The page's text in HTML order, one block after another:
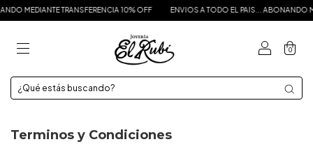
TRANSFERENCIA 10% OFF ENVIOS A TODO EL PAIS... ABONANDO
0
Terminos y Condiciones